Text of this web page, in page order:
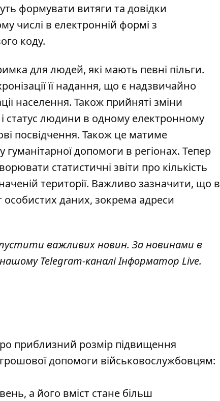
формувати витяги та довідки
числі в електронній формі з
коду.
для людей, які мають певні пільги.
її надання, що є надзвичайно
населення. Також прийняті зміни
статус людини в одному електронному
посвідчення. Також це матиме
допомоги в регіонах. Тепер
статистичні звіти про кількість
території. Важливо зазначити, що в
особистих даних, зокрема адреси
важливих новин. За новинами в
Telegram-каналіІнформатор Live.
приблизний розмір підвищення
допомоги військовослужбовцям:
а його вміст стане більш